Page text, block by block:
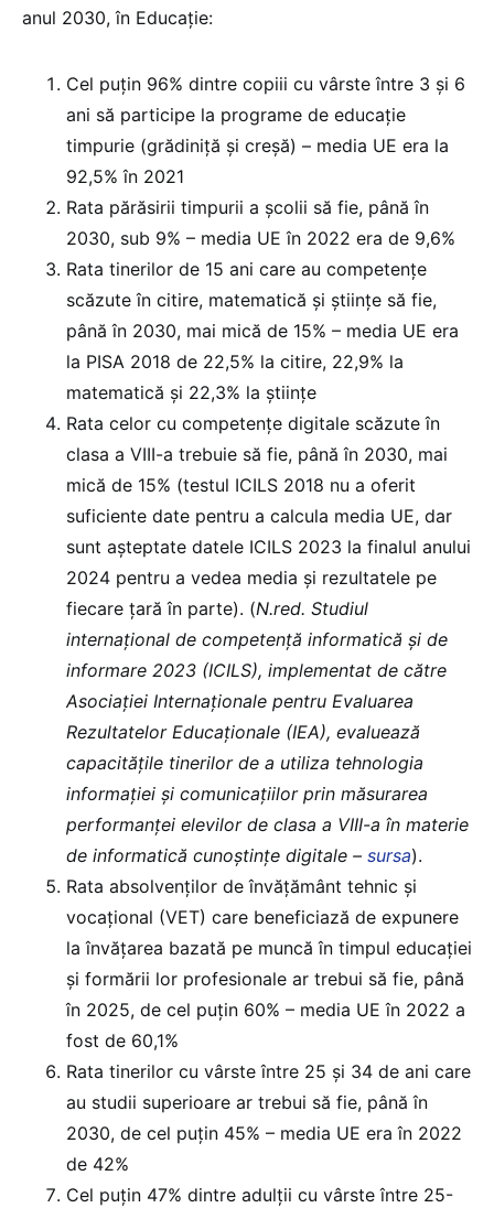
anul 2030, în Educație:
Cel puțin 96% dintre copiii cu vârste între 3 și 6
ani să participe la programe de educație
timpurie (grădiniță și creșă) – media UE era la
92,5% în 2021
Rata părăsirii timpurii a școlii să fie, până în
2030, sub 9% – media UE în 2022 era de 9,6%
Rata tinerilor de 15 ani care au competențe
scăzute în citire, matematică și științe să fie,
până în 2030, mai mică de 15% – media UE era
la PISA 2018 de 22,5% la citire, 22,9% la
matematică și 22,3% la științe
Rata celor cu competențe digitale scăzute în
clasa a VIII-a trebuie să fie, până în 2030, mai
mică de 15% (testul ICILS 2018 nu a oferit
suficiente date pentru a calcula media UE, dar
sunt așteptate datele ICILS 2023 la finalul anului
2024 pentru a vedea media și rezultatele pe
fiecare țară în parte). (N.red. Studiul
internațional de competență informatică și de
informare 2023 (ICILS), implementat de către
Asociației Internaționale pentru Evaluarea
Rezultatelor Educaționale (IEA), evaluează
capacitățile tinerilor de a utiliza tehnologia
informației și comunicațiilor prin măsurarea
performanței elevilor de clasa a VIII-a în materie
de informatică cunoștințe digitale – sursa).
Rata absolvenților de învățământ tehnic și
vocațional (VET) care beneficiază de expunere
la învățarea bazată pe muncă în timpul educației
și formării lor profesionale ar trebui să fie, până
în 2025, de cel puțin 60% – media UE în 2022 a
fost de 60,1%
Rata tinerilor cu vârste între 25 și 34 de ani care
au studii superioare ar trebui să fie, până în
2030, de cel puțin 45% – media UE era în 2022
de 42%
Cel puțin 47% dintre adulții cu vârste între 25-